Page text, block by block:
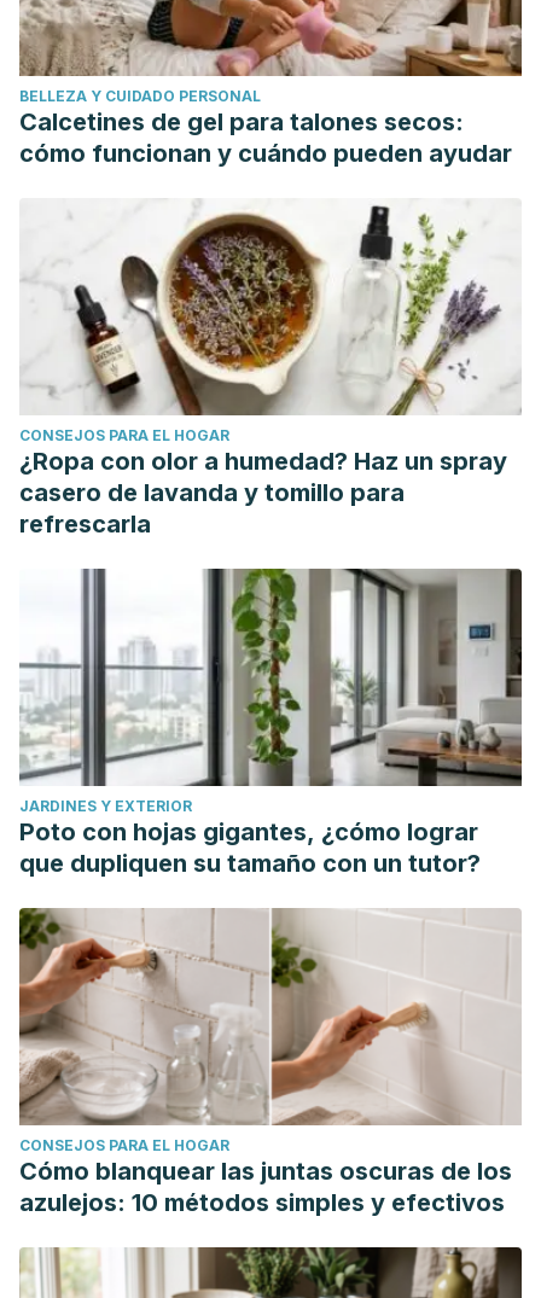
BELLEZA Y CUIDADO PERSONAL
Calcetines de gel para talones secos:
cómo funcionan y cuándo pueden ayudar
CONSEJOS PARA EL HOGAR
¿Ropa con olor a humedad? Haz un spray
casero de lavanda y tomillo para
refrescarla
JARDINES Y EXTERIOR
Poto con hojas gigantes, ¿cómo lograr
que dupliquen su tamaño con un tutor?
CONSEJOS PARA EL HOGAR
Cómo blanquear las juntas oscuras de los
azulejos: 10 métodos simples y efectivos